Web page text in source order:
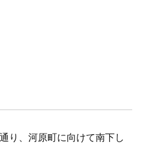
り、河原町に向けて南下し